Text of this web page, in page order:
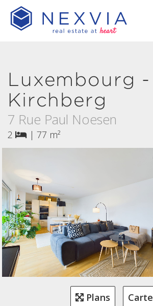
Luxembourg -
Kirchberg
7 Rue Paul Noesen
2 | 77 m²
Plans Carte